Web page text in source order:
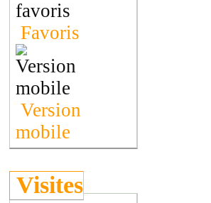
Favoris
Version
mobile
Visites